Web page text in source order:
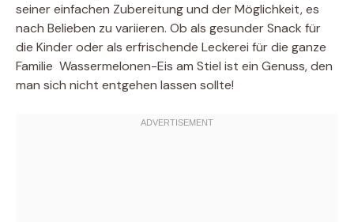
seiner einfachen Zubereitung und der Möglichkeit, es
nach Belieben zu variieren. Ob als gesunder Snack für
die Kinder oder als erfrischende Leckerei für die ganze
Familie  Wassermelonen-Eis am Stiel ist ein Genuss, den
man sich nicht entgehen lassen sollte!